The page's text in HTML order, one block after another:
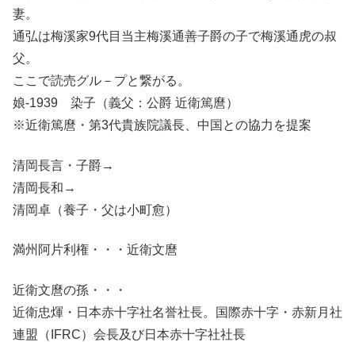
妻。
通弘は梅溪家9代目当主梅溪通善子爵の子で梅溪通虎の叔
父。
ここで読売グル－プと繋がる。
娘-1939 染子（義父：公爵 近衛篤麿）
※近衛篤麿・第3代貴族院議長、中国との協力を提案
清岡長言・子爵→
清岡長和→
清岡卓（養子・父は小町愈）
満州阿片利権・・・近衛文麿
近衛文麿の孫・・・
近衛忠煇・日本赤十字社名誉社長。国際赤十字・赤新月社
連盟（IFRC）会長及び日本赤十字社社長